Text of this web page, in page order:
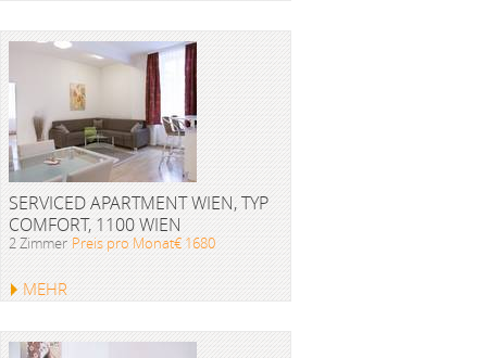
SERVICED APARTMENT WIEN, TYP
COMFORT, 1100 WIEN
2 Zimmer Preis pro Monat€ 1680
MEHR